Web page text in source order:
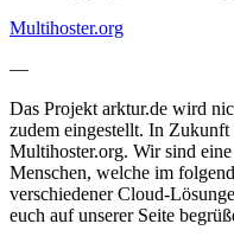
Multihoster.org
—
Das Projekt arktur.de wird
zudem eingestellt. In
Multihoster.org. Wir sind
Menschen, welche im
verschiedener Cloud-
euch auf unserer Seite